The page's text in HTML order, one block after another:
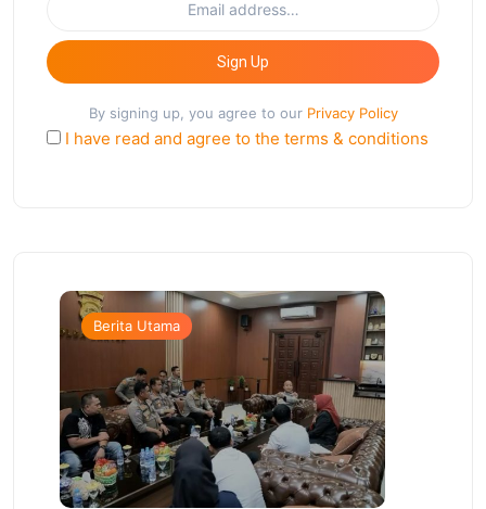
Sign Up
By signing up, you agree to our Privacy Policy
I have read and agree to the terms & conditions
Berita Utama